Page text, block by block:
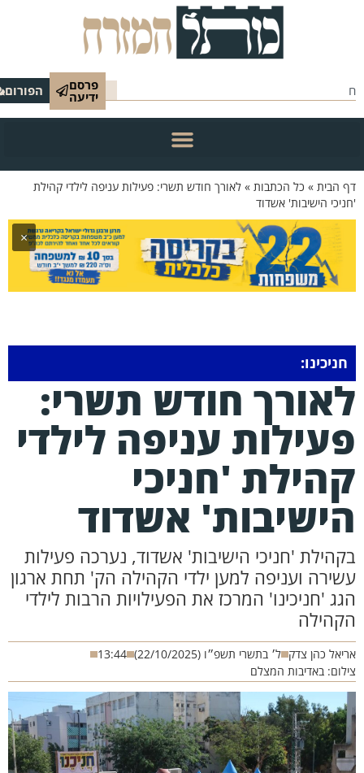
פרסם
ידיעה הפורום
הבית»כל הכתבות»לאורך חודש תשרי: פעילות עניפה לילדי קהילת
הישיבות' אשדוד
×
חניכינו:
חודש תשרי:
עניפה לילדי
'חניכי
אשדוד
'חניכי הישיבות' אשדוד, נערכה פעילות
ועניפה למען ילדי הקהילה הק' תחת ארגון
'חניכינו' המרכז את הפעילויות הרבות לילדי
כהן צדק ל׳ בתשרי תשפ״ו (22/10/2025)
13:44
באדיבות המצלם